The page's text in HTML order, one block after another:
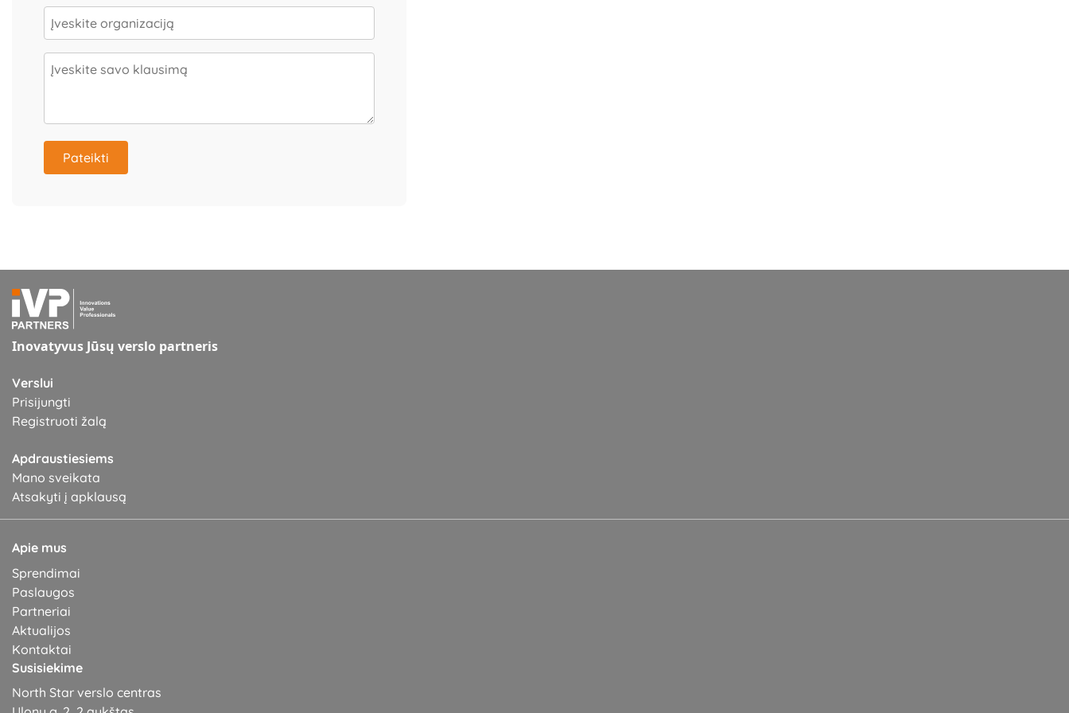
Pateikti
Inovatyvus Jūsų verslo partneris
Verslui
Prisijungti
Registruoti žalą
Apdraustiesiems
Mano sveikata
Atsakyti į apklausą
Apie mus
Sprendimai
Paslaugos
Partneriai
Aktualijos
Kontaktai
Susisiekime
North Star verslo centras